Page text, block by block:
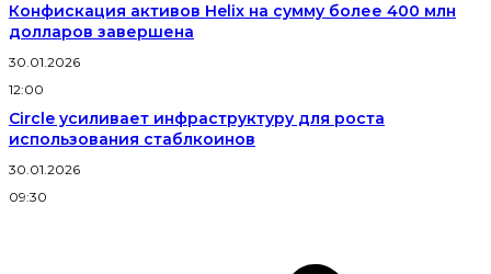
Конфискация активов Helix на сумму более 400 млн
долларов завершена
30.01.2026
12:00
Circle усиливает инфраструктуру для роста
использования стаблкоинов
30.01.2026
09:30